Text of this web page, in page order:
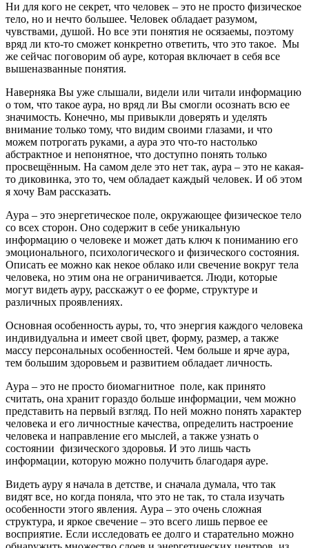
Ни для кого не секрет, что человек – это не просто физическое
тело, но и нечто большее. Человек обладает разумом,
чувствами, душой. Но все эти понятия не осязаемы, поэтому
вряд ли кто-то сможет конкретно ответить, что это такое. Мы
же сейчас поговорим об ауре, которая включает в себя все
вышеназванные понятия.
Наверняка Вы уже слышали, видели или читали информацию
о том, что такое аура, но вряд ли Вы смогли осознать всю ее
значимость. Конечно, мы привыкли доверять и уделять
внимание только тому, что видим своими глазами, и что
можем потрогать руками, а аура это что-то настолько
абстрактное и непонятное, что доступно понять только
просвещённым. На самом деле это нет так, аура – это не какая-
то диковинка, это то, чем обладает каждый человек. И об этом
я хочу Вам рассказать.
Аура – это энергетическое поле, окружающее физическое тело
со всех сторон. Оно содержит в себе уникальную
информацию о человеке и может дать ключ к пониманию его
эмоционального, психологического и физического состояния.
Описать ее можно как некое облако или свечение вокруг тела
человека, но этим она не ограничивается. Люди, которые
могут видеть ауру, расскажут о ее форме, структуре и
различных проявлениях.
Основная особенность ауры, то, что энергия каждого человека
индивидуальна и имеет свой цвет, форму, размер, а также
массу персональных особенностей. Чем больше и ярче аура,
тем большим здоровьем и развитием обладает личность.
Аура – это не просто биомагнитное поле, как принято
считать, она хранит гораздо больше информации, чем можно
представить на первый взгляд. По ней можно понять характер
человека и его личностные качества, определить настроение
человека и направление его мыслей, а также узнать о
состоянии физического здоровья. И это лишь часть
информации, которую можно получить благодаря ауре.
Видеть ауру я начала в детстве, и сначала думала, что так
видят все, но когда поняла, что это не так, то стала изучать
особенности этого явления. Аура – это очень сложная
структура, и яркое свечение – это всего лишь первое ее
восприятие. Если исследовать ее долго и старательно можно